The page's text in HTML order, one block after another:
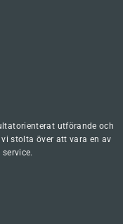
utförande och
stolta över att vara en av